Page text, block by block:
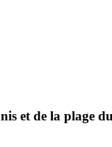
et de la plage